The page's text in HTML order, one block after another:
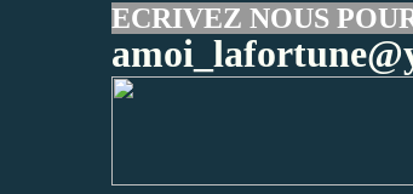
ECRIVEZ NOUS